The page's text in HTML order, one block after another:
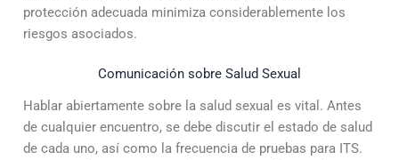
protección adecuada minimiza considerablemente los
riesgos asociados.
Comunicación sobre Salud Sexual
Hablar abiertamente sobre la salud sexual es vital. Antes
de cualquier encuentro, se debe discutir el estado de salud
de cada uno, así como la frecuencia de pruebas para ITS.